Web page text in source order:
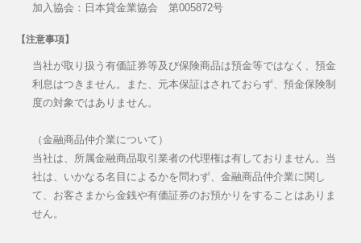
加入協会：日本貸金業協会 第005872号
【注意事項】
当社が取り扱う有価証券等及び保険商品は預金等ではなく、預金
利息はつきません。また、元本保証はされておらず、預金保険制
度の対象ではありません。
（金融商品仲介業について）
当社は、所属金融商品取引業者の代理権は有しておりません。当
社は、いかなる名目によるかを問わず、金融商品仲介業に関し
て、お客さまから金銭や有価証券のお預かりをすることはありま
せん。